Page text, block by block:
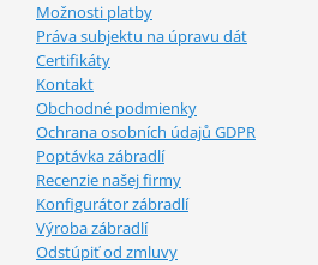
Možnosti platby
Práva subjektu na úpravu dát
Certifikáty
Kontakt
Obchodné podmienky
Ochrana osobních údajů GDPR
Poptávka zábradlí
Recenzie našej firmy
Konfigurátor zábradlí
Výroba zábradlí
Odstúpiť od zmluvy